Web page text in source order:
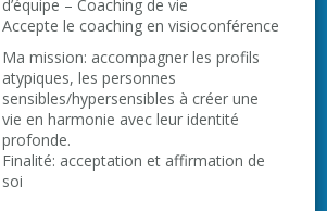
d’équipe – Coaching de vie
Accepte le coaching en visioconférence
Ma mission: accompagner les profils
atypiques, les personnes
sensibles/hypersensibles à créer une
vie en harmonie avec leur identité
profonde.
Finalité: acceptation et affirmation de
soi